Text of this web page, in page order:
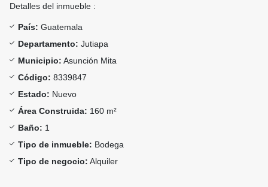
Detalles del inmueble :
País: Guatemala
Departamento: Jutiapa
Municipio: Asunción Mita
Código: 8339847
Estado: Nuevo
Área Construida: 160 m²
Baño: 1
Tipo de inmueble: Bodega
Tipo de negocio: Alquiler